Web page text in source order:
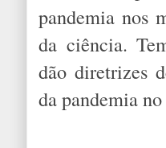
pandemia nos
da ciência.
dão diretrizes
da pandemia